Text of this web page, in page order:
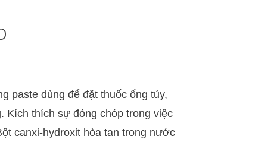
paste dùng để đặt thuốc ống tủy,
Kích thích sự đóng chóp trong việc
canxi-hydroxit hòa tan trong nước